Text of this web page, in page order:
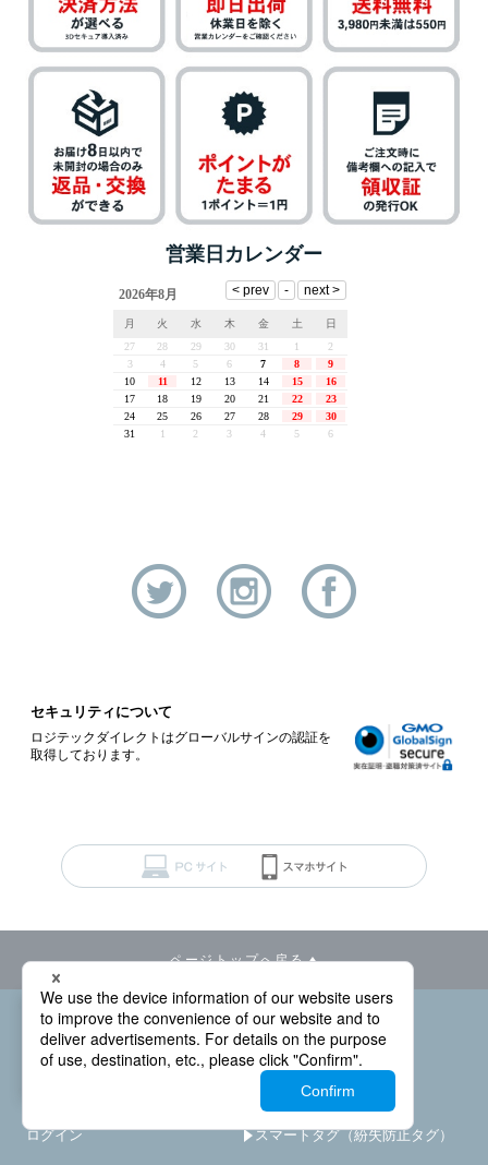
営業日カレンダー
セキュリティについて
ロジテックダイレクトはグローバルサインの認証を
取得しております。
ページトップへ戻る
カートを見る
初めての方へ
ログイン
ハードディスク
SSD
ブルーレイDVDドライブ
スマートタグ（紛失防止タグ）
－ ×